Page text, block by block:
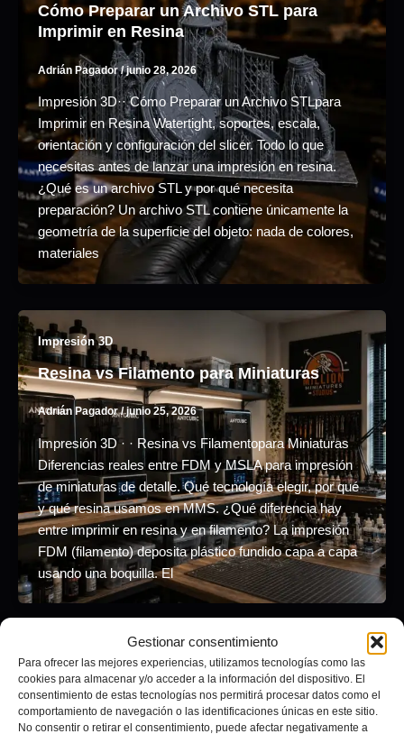
Gestionar consentimiento
Para ofrecer las mejores experiencias, utilizamos tecnologías como las
cookies para almacenar y/o acceder a la información del dispositivo. El
consentimiento de estas tecnologías nos permitirá procesar datos como el
comportamiento de navegación o las identificaciones únicas en este sitio.
No consentir o retirar el consentimiento, puede afectar negativamente a
Cómo Preparar un Archivo STL para
Imprimir en Resina
Adrián Pagador/junio 28, 2026
Impresión 3D·· Cómo Preparar un Archivo STLpara
Imprimir en Resina Watertight, soportes, escala,
orientación y configuración del slicer. Todo lo que
necesitas antes de lanzar una impresión en resina.
¿Qué es un archivo STL y por qué necesita
preparación? Un archivo STL contiene únicamente la
geometría de la superficie del objeto: nada de colores,
materiales
Impresión 3D
Resina vs Filamento para Miniaturas
Adrián Pagador/junio 25, 2026
Impresión 3D · · Resina vs Filamentopara Miniaturas
Diferencias reales entre FDM y MSLA para impresión
de miniaturas de detalle. Qué tecnología elegir, por qué
y qué resina usamos en MMS. ¿Qué diferencia hay
entre imprimir en resina y en filamento? La impresión
FDM (filamento) deposita plástico fundido capa a capa
usando una boquilla. El
Proyecto INMORTAL
Cambalada 2025: Primera Comparsa
Digitalizada